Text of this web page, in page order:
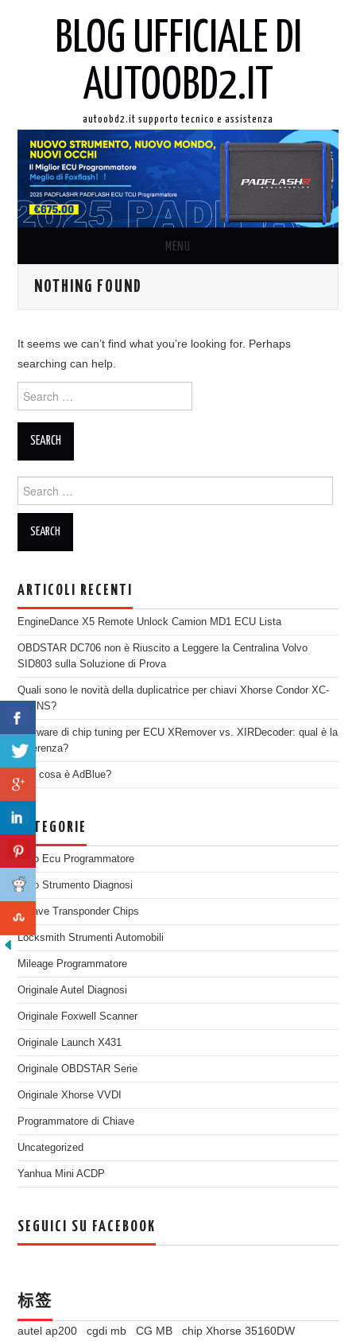
BLOG UFFICIALE DI
AUTOOBD2.IT
autoobd2.it supporto tecnico e assistenza
MENU
ORIGINALE LAUNCH X431
ECU PROGRAMMATORE
KEY CUTTING MACHINE
ALIENTECH KESS V3
XHORSE VVDI
NOTHING FOUND
It seems we can’t find what you’re looking for. Perhaps
searching can help.
Search for:
Search for:
ARTICOLI RECENTI
EngineDance X5 Remote Unlock Camion MD1 ECU Lista
OBDSTAR DC706 non è Riuscito a Leggere la Centralina Volvo
SID803 sulla Soluzione di Prova
Quali sono le novità della duplicatrice per chiavi Xhorse Condor XC-
TWINS?
Software di chip tuning per ECU XRemover vs. XIRDecoder: qual è la
differenza?
Che cosa è AdBlue?
CATEGORIE
Auto Ecu Programmatore
Auto Strumento Diagnosi
Chiave Transponder Chips
Locksmith Strumenti Automobili
Mileage Programmatore
Originale Autel Diagnosi
Originale Foxwell Scanner
Originale Launch X431
Originale OBDSTAR Serie
Originale Xhorse VVDI
Programmatore di Chiave
Uncategorized
Yanhua Mini ACDP
SEGUICI SU FACEBOOK
标签
autel ap200 cgdi mb CG MB
chip Xhorse 35160DW